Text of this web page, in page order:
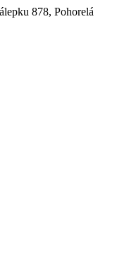
878, Pohorelá